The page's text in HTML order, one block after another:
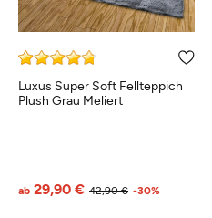
Luxus Super Soft Fellteppich
Plush Grau Meliert
42,90 €
ab 29,90 € -30%